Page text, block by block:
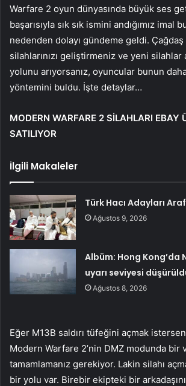
Warfare 2 oyun dünyasında büyük ses
başarısıyla sık sık ismini andığımız imal
nedenden dolayı gündeme geldi. Çağdaş
silahlarınızı geliştirmeniz ve yeni silahlar
yolunu arıyorsanız, oyuncular bunun
yöntemini buldu. İşte detaylar…
MODERN WARFARE 2 SİLAHLARI EBAY
SATILIYOR
İlgili Makaleler
Türk Hacı Adayları
Ağustos 9, 2026
Albüm: Hong Kong’da
uyarı seviyesi
Ağustos 8, 2026
Eğer M13B saldırı tüfeğini açmak
Modern Warfare 2’nin DMZ modunda bir
tamamlamanız gerekiyor. Lakin silahı
bir yolu var. Birebir ekipteki bir